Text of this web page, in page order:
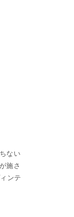
ない
施さ
ンテ